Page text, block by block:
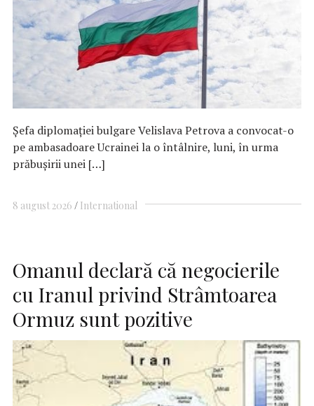
Şefa diplomaţiei bulgare Velislava Petrova a convocat-o
pe ambasadoare Ucrainei la o întâlnire, luni, în urma
prăbuşirii unei […]
8 august 2026 International
Omanul declară că negocierile
cu Iranul privind Strâmtoarea
Ormuz sunt pozitive